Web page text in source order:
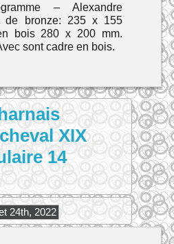
– Alexandre
de bronze: 235 x 155
bois 280 x 200 mm.
sont cadre en bois.
XIX
14
24th, 2022